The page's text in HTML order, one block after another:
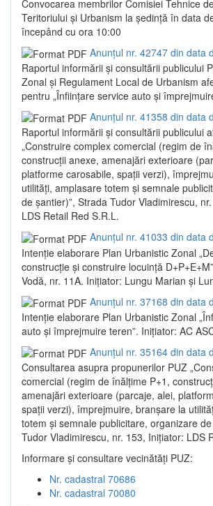
Convocarea membrilor Comisiei Tehnice
Teritoriului și Urbanism la ședință în data
începând cu ora 10:00
Anunțul nr. 42747 din data
Raportul informării și consultării publicului
Zonal și Regulament Local de Urbanism
pentru „Înființare service auto și
Anunțul nr. 41358 din data
Raportul informării și consultării publicului
„Construire complex comercial (regim de
construcții anexe, amenajări exterioare
platforme carosabile, spații verzi),
utilități, amplasare totem și semnale
de șantier)”, Strada Tudor Vladimirescu,
LDS Retail Red S.R.L.
Anunțul nr. 41033 din data
Intenție elaborare Plan Urbanistic Zonal
construcție și construire locuință
Vodă, nr. 11A. Inițiator: Lungu Marian și
Anunțul nr. 37168 din data
Intenție elaborare Plan Urbanistic Zonal
auto și împrejmuire teren”. Inițiator: AC
Anunțul nr. 35164 din data
Consultarea asupra propunerilor PUZ
comercial (regim de înălțime P+1,
amenajări exterioare (parcaje, alei,
spații verzi), împrejmuire, branșare la
totem și semnale publicitare, organizare
Tudor Vladimirescu, nr. 153, Inițiator: LDS
Informare și consultare vecinătăți PUZ:
Nr. cadastral 70686
Nr. cadastral 70080